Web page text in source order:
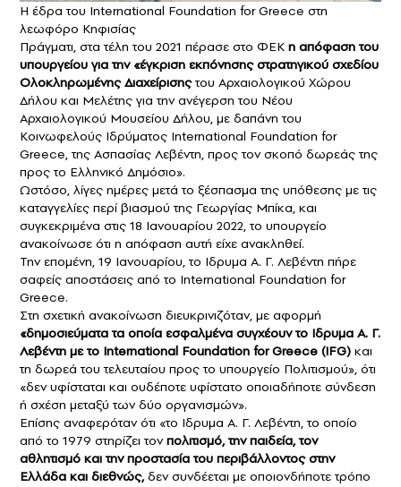
Η έδρα του International Foundation for Greece στη
λεωφόρο Κηφισίας
Πράγματι, στα τέλη του 2021 πέρασε στο ΦΕΚ η απόφαση του
υπουργείου για την «έγκριση εκπόνησης στρατηγικού σχεδίου
Ολοκληρωμένης Διαχείρισηςτου Αρχαιολογικού Χώρου
Δήλου και Μελέτης για την ανέγερση του Νέου
Αρχαιολογικού Μουσείου Δήλου, με δαπάνη του
Κοινωφελούς Ιδρύματος International Foundation for
Greece, της Ασπασίας Λεβέντη, προς τον σκοπό δωρεάς της
προς το Ελληνικό Δημόσιο».
Ωστόσο, λίγες ημέρες μετά το ξέσπασμα της υπόθεσης με τις
καταγγελίες περί βιασμού της Γεωργίας Μπίκα, και
συγκεκριμένα στις 18 Ιανουαρίου 2022, το υπουργείο
ανακοίνωσε ότι η απόφαση αυτή είχε ανακληθεί.
Την επομένη, 19 Ιανουαρίου, το Ιδρυμα Α. Γ. Λεβέντη πήρε
σαφείς αποστάσεις από το International Foundation for
Greece.
Στη σχετική ανακοίνωση διευκρινιζόταν, με αφορμή
«δημοσιεύματα τα οποία εσφαλμένα συγχέουν το Ιδρυμα Α. Γ.
Λεβέντη με το International Foundation for Greece (IFG) και
τη δωρεά του τελευταίου προς το υπουργείο Πολιτισμού», ότι
«δεν υφίσταται και ουδέποτε υφίστατο οποιαδήποτε σύνδεση
ή σχέση μεταξύ των δύο οργανισμών».
Επίσης αναφερόταν ότι «το Ιδρυμα Α. Γ. Λεβέντη, το οποίο
από το 1979 στηρίζει τονπολιτισμό, την παιδεία, τον
αθλητισμό και την προστασία του περιβάλλοντος στην
Ελλάδα και διεθνώς,δεν συνδέεται με οποιονδήποτε τρόπο